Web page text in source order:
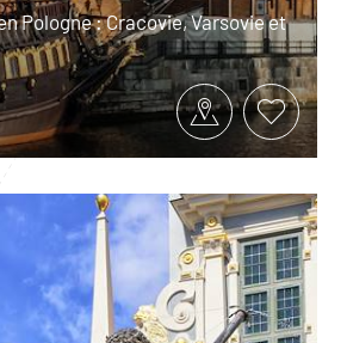
Pologne : Cracovie, Varsovie et